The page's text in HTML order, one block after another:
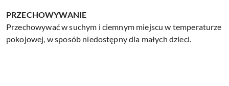
PRZECHOWYWANIE
Przechowywać w suchym i ciemnym miejscu w temperaturze
pokojowej, w sposób niedostępny dla małych dzieci.